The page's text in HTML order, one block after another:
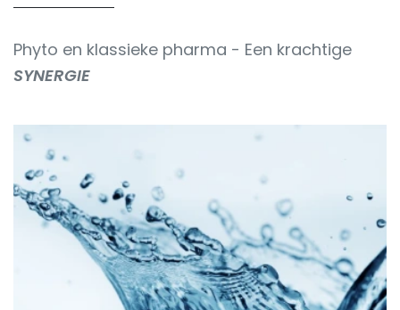
Phyto en klassieke pharma - Een krachtige
SYNERGIE